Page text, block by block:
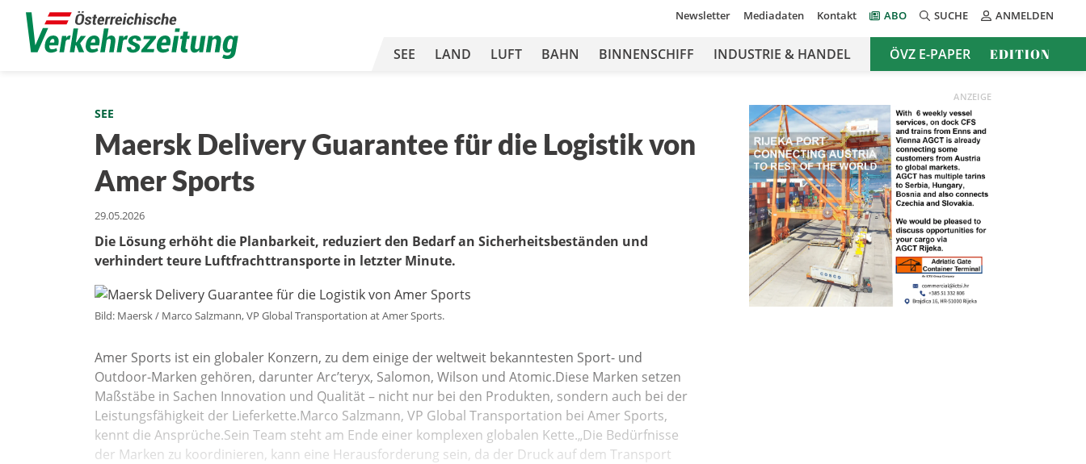
Newsletter Mediadaten Kontakt ABO SUCHE ANMELDEN
SEE LAND LUFT BAHN BINNENSCHIFF INDUSTRIE & HANDEL ÖVZ E-PAPER EDITION
SEE
Maersk Delivery Guarantee für die Logistik von
Amer Sports
29.05.2026
Die Lösung erhöht die Planbarkeit, reduziert den Bedarf an Sicherheitsbeständen und
verhindert teure Luftfrachttransporte in letzter Minute.
Bild: Maersk / Marco Salzmann, VP Global Transportation at Amer Sports.
Amer Sports ist ein globaler Konzern, zu dem einige der weltweit bekanntesten Sport- und
Outdoor-Marken gehören, darunter Arc’teryx, Salomon, Wilson und Atomic.Diese Marken setzen
Maßstäbe in Sachen Innovation und Qualität – nicht nur bei den Produkten, sondern auch bei der
Leistungsfähigkeit der Lieferkette.Marco Salzmann, VP Global Transportation bei Amer Sports,
kennt die Ansprüche.Sein Team steht am Ende einer komplexen globalen Kette.„Die Bedürfnisse
der Marken zu koordinieren, kann eine Herausforderung sein, da der Druck auf dem Transport
ANZEIGE